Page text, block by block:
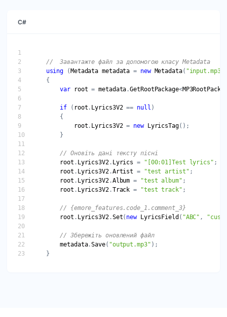
C#
//  Завантажте файл за допомогою класу Metadata
using (Metadata metadata = new Metadata( "input.mp3"
var
root = metadata .GetRootPackage<
if ( root . Lyrics3V2 == null
root . Lyrics3V2 = new LyricsTag
// Оновіть дані тексту пісні
root . Lyrics3V2. Lyrics = "[00:01]Test lyrics"
root . Lyrics3V2.Artist = "test artist"
root . Lyrics3V2.Album = "test album"
root . Lyrics3V2.Track = "test track"
// {emore_features.code_1.comment_3}
root . Lyrics3V2.Set( new LyricsField ( "ABC" ,
// Збережіть оновлений файл
metadata.Save( "output.mp3"